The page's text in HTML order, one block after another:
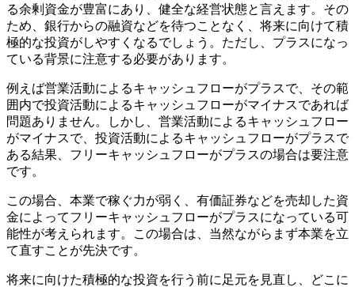
る余剰資金が豊富にあり、健全な経営状態と言えます。その
ため、銀行からの融資などを待つことなく、将来に向けて積
極的な投資がしやすくなるでしょう。ただし、プラスになっ
ている背景に注意する必要があります。
例えば営業活動によるキャッシュフローがプラスで、その範
囲内で投資活動によるキャッシュフローがマイナスであれば
問題ありません。しかし、営業活動によるキャッシュフロー
がマイナスで、投資活動によるキャッシュフローがプラスで
ある結果、フリーキャッシュフローがプラスの場合は要注意
です。
この場合、本業で稼ぐ力が弱く、有価証券などを売却した資
金によってフリーキャッシュフローがプラスになっている可
能性が考えられます。この場合は、当然ながらまず本業を立
て直すことが先決です。
将来に向けた積極的な投資を行う前に足元を見直し、どこに